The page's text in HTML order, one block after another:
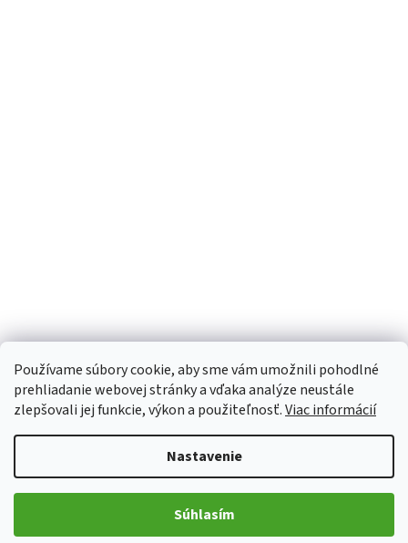
Používame súbory cookie, aby sme vám umožnili pohodlné
prehliadanie webovej stránky a vďaka analýze neustále
zlepšovali jej funkcie, výkon a použiteľnosť.Viac informácií
Nastavenie
Súhlasím